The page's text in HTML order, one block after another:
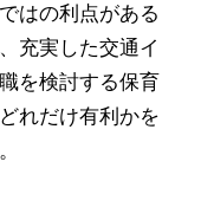
はの利点がある
充実した交通イ
を検討する保育
れだけ有利かを